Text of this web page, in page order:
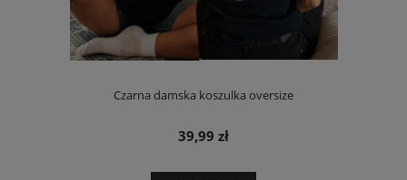
Czarna damska koszulka oversize
39,99 zł